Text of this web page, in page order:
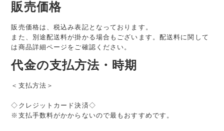
販売価格
販売価格は、税込み表記となっております。
また、別途配送料が掛かる場合もございます。配送料に関して
は商品詳細ページをご確認ください。
代金の支払方法・時期
＜支払方法＞
◇クレジットカード決済◇
※支払手数料がかからないので最もおすすめです。